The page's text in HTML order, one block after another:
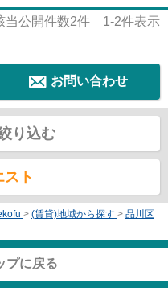
当公開件数2件 1-2件表示
お問い合わせ
り込む
ト
> (賃貸)地域から探す > 品川区
プに戻る